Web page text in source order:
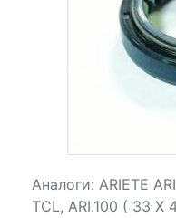
Аналоги: ARIETE
TCL, ARI.100 ( 33 X